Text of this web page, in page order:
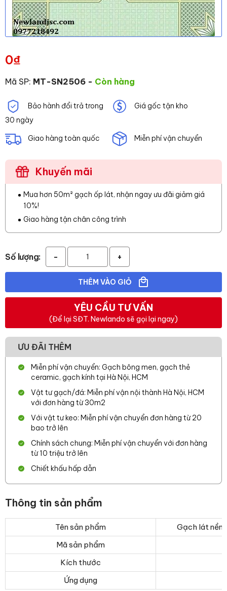
0₫
Mã SP: MT-SN2506 - Còn hàng
Bảo hành đổi trả trong
30 ngày
Giá gốc tận kho
Giao hàng toàn quốc Miễn phí vận chuyển
Khuyến mãi
Mua hơn 50m² gạch ốp lát, nhận ngay ưu đãi giảm giá
10%!
Giao hàng tận chân công trình
Số lượng: - +
THÊM VÀO GIỎ
YÊU CẦU TƯ VẤN
(Để lại SĐT. Newlando sẽ gọi lại ngay)
ƯU ĐÃI THÊM
Miễn phí vận chuyển: Gạch bông men, gạch thẻ
ceramic, gạch kính tại Hà Nội, HCM
Vật tư gạch/đá: Miễn phí vận nội thành Hà Nội, HCM
với đơn hàng từ 30m2
Với vật tư keo: Miễn phí vận chuyển đơn hàng từ 20
bao trở lên
Chính sách chung: Miễn phí vận chuyển với đơn hàng
từ 10 triệu trở lên
Chiết khấu hấp dẫn
Thông tin sản phẩm
Tên sản phẩm
Gạch lát nền
Mã sản phẩm
Kích thước
Ứng dụng